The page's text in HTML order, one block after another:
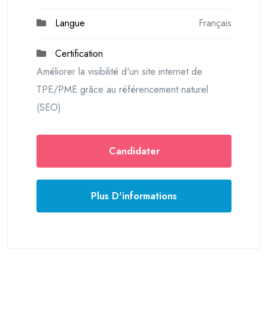
Langue Français
Certification
Améliorer la visibilité d'un site internet de
TPE/PME grâce au référencement naturel
(SEO)
Candidater
Plus D'informations